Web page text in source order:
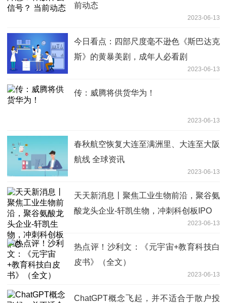
前动态
2023-06-13
今日看点：四部尺度毫不逊色《斯巴达克
斯》的黄暴美剧，成年人必看剧
2023-06-13
传：威腾将供货华为！
2023-06-13
春秋航空恢复大连至满洲里、大连至大阪
航线 全球资讯
2023-06-13
天天新消息丨聚焦工业生物前沿，聚谷氨
酸龙头企业-轩凯生物，冲刺科创板IPO
2023-06-13
热点评！沙利文：《元宇宙+教育科技白
皮书》（全文）
2023-06-13
ChatGPT概念飞起，并不适合于散户投